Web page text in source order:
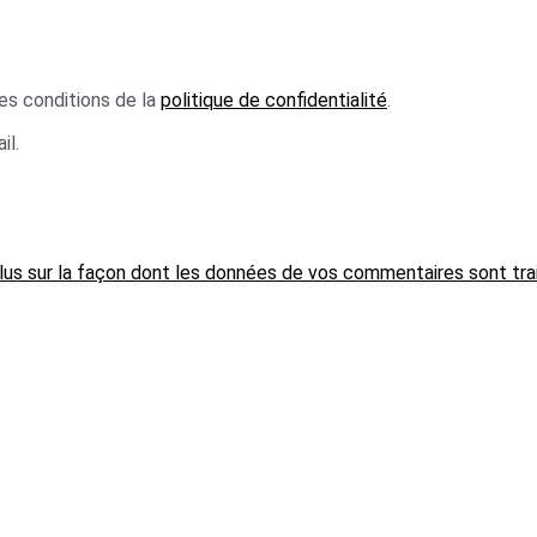
conditions de la politique de confidentialité.
sur la façon dont les données de vos commentaires sont